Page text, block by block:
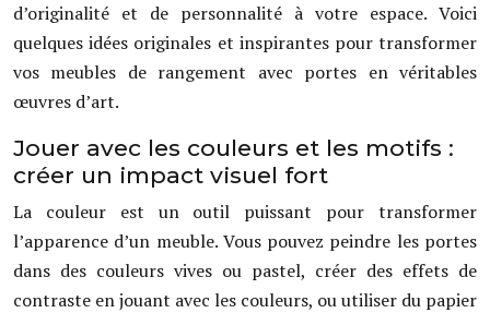
d’originalité et de personnalité à votre espace. Voici
quelques idées originales et inspirantes pour transformer
vos meubles de rangement avec portes en véritables
œuvres d’art.
Jouer avec les couleurs et les motifs :
créer un impact visuel fort
La couleur est un outil puissant pour transformer
l’apparence d’un meuble. Vous pouvez peindre les portes
dans des couleurs vives ou pastel, créer des effets de
contraste en jouant avec les couleurs, ou utiliser du papier